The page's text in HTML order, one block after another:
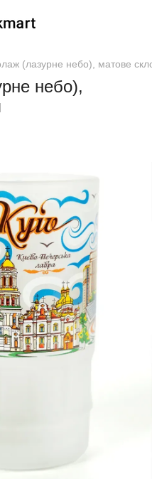
(лазурне небо), матове
небо),